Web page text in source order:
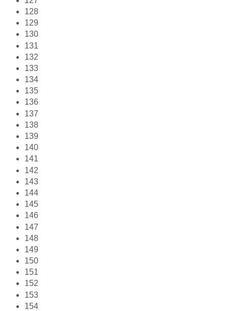
128
129
130
131
132
133
134
135
136
137
138
139
140
141
142
143
144
145
146
147
148
149
150
151
152
153
154